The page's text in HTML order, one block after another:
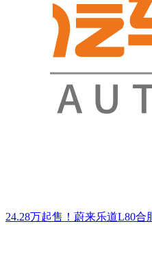
24.28万起售！蔚来乐道L80合